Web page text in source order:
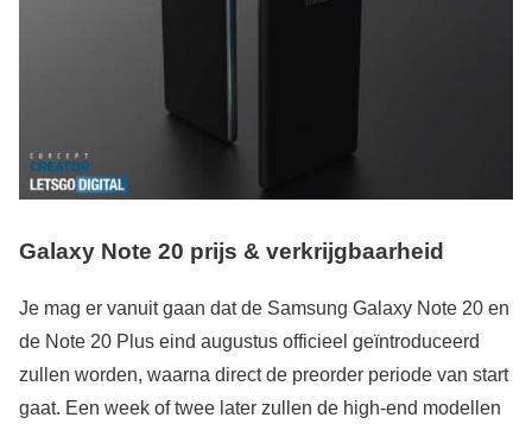
Galaxy Note 20 prijs & verkrijgbaarheid
Je mag er vanuit gaan dat de Samsung Galaxy Note 20 en
de Note 20 Plus eind augustus officieel geïntroduceerd
zullen worden, waarna direct de preorder periode van start
gaat. Een week of twee later zullen de high-end modellen